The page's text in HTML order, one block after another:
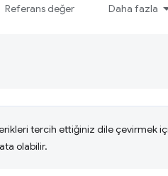
Referans değer Daha fazla
tercih ettiğiniz dile çevirmek
olabilir.